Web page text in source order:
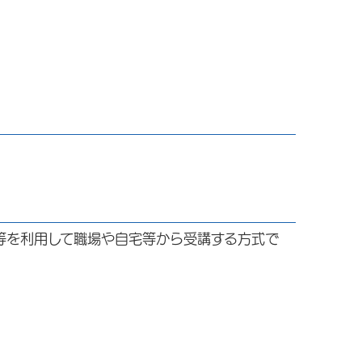
利用して職場や自宅等から受講する方式で